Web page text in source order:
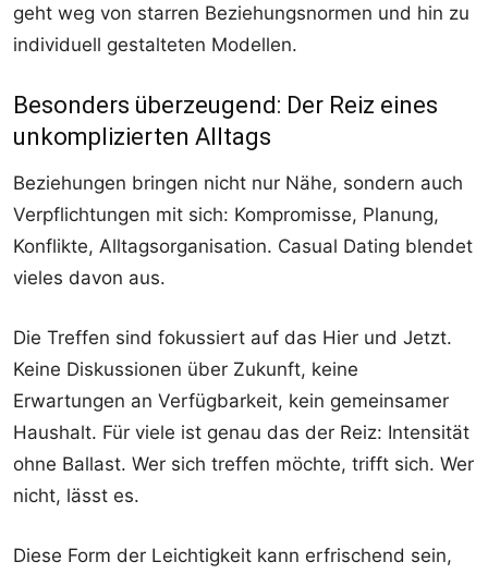
geht weg von starren Beziehungsnormen und hin zu
individuell gestalteten Modellen.
Besonders überzeugend: Der Reiz eines
unkomplizierten Alltags
Beziehungen bringen nicht nur Nähe, sondern auch
Verpflichtungen mit sich: Kompromisse, Planung,
Konflikte, Alltagsorganisation. Casual Dating blendet
vieles davon aus.
Die Treffen sind fokussiert auf das Hier und Jetzt.
Keine Diskussionen über Zukunft, keine
Erwartungen an Verfügbarkeit, kein gemeinsamer
Haushalt. Für viele ist genau das der Reiz: Intensität
ohne Ballast. Wer sich treffen möchte, trifft sich. Wer
nicht, lässt es.
Diese Form der Leichtigkeit kann erfrischend sein,